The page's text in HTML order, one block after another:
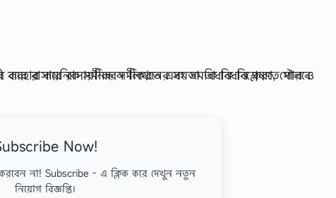
Now!
না! Subscribe - এ ক্লিক করে দেখুন নতুন
নিয়োগ বিজ্ঞপ্তি।